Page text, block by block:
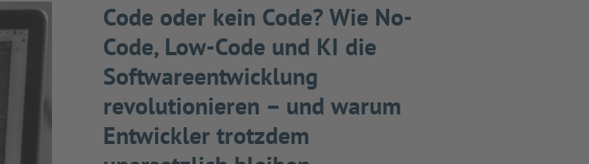
Code oder kein Code? Wie No-
Code, Low-Code und KI die
Softwareentwicklung
revolutionieren – und warum
Entwickler trotzdem